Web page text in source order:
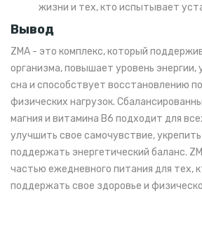
жизни и тех, кто испытывает
Вывод
ZMA - это комплекс, который
организма, повышает уровень энергии,
сна и способствует восстановлению
физических нагрузок.
магния и витамина B6 подходит для
улучшить свое самочувствие,
поддержать энергетический баланс.
частью ежедневного питания для тех,
поддержать свое здоровье и